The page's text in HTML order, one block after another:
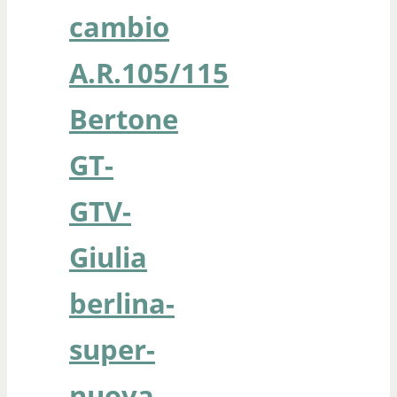
cambio
A.R.105/115
Bertone
GT-
GTV-
Giulia
berlina-
super-